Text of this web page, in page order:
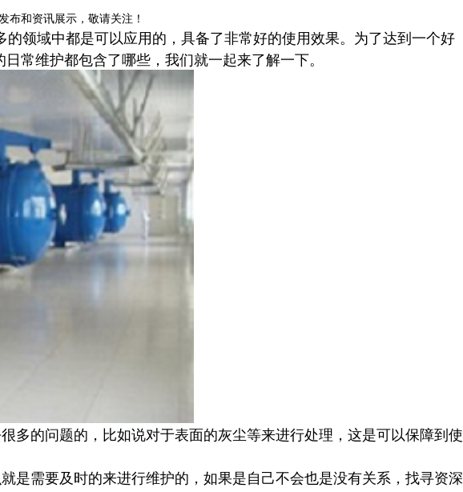
布和资讯展示，敬请关注！
领域中都是可以应用的，具备了非常好的使用效果。为了达到一个好
常维护都包含了哪些，我们就一起来了解一下。
的问题的，比如说对于表面的灰尘等来进行处理，这是可以保障到使
需要及时的来进行维护的，如果是自己不会也是没有关系，找寻资深